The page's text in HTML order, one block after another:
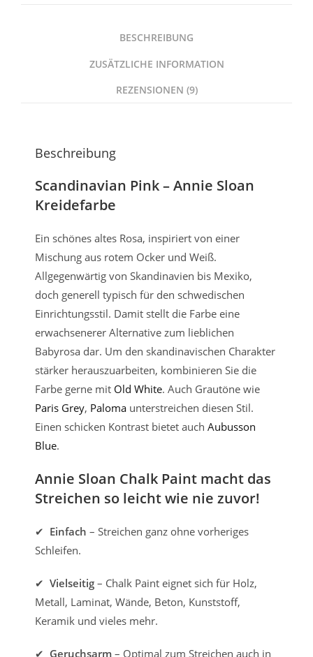
BESCHREIBUNG
ZUSÄTZLICHE INFORMATION
REZENSIONEN (9)
Beschreibung
Scandinavian Pink – Annie Sloan
Kreidefarbe
Ein schönes altes Rosa, inspiriert von einer
Mischung aus rotem Ocker und Weiß.
Allgegenwärtig von Skandinavien bis Mexiko,
doch generell typisch für den schwedischen
Einrichtungsstil. Damit stellt die Farbe eine
erwachsenerer Alternative zum lieblichen
Babyrosa dar. Um den skandinavischen Charakter
stärker herauszuarbeiten, kombinieren Sie die
Farbe gerne mit Old White. Auch Grautöne wie
Paris Grey, Paloma unterstreichen diesen Stil.
Einen schicken Kontrast bietet auch Aubusson
Blue.
Annie Sloan Chalk Paint macht das
Streichen so leicht wie nie zuvor!
✔ Einfach – Streichen ganz ohne vorheriges
Schleifen.
✔ Vielseitig – Chalk Paint eignet sich für Holz,
Metall, Laminat, Wände, Beton, Kunststoff,
Keramik und vieles mehr.
✔ Geruchsarm – Optimal zum Streichen auch in